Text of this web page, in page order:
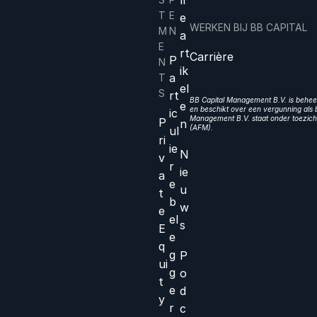
T
M
E
N
T
S
P
ri
v
a
t
e
E
q
ui
t
y
E
N
P
a
rt
ic
ul
ie
r
e
b
el
e
g
g
e
r
e
a
rt
ik
el
e
n
N
ie
u
w
s
P
o
d
c
WERKEN BIJ BB CAPITAL
Carrière
BB Capital Management B.V. is
en beschikt over een vergunning als
Management B.V. staat onder
(AFM).